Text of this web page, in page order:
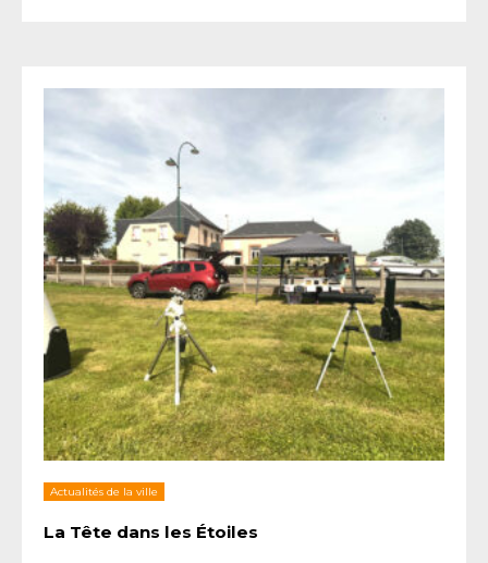
Actualités de la ville
La Tête dans les Étoiles